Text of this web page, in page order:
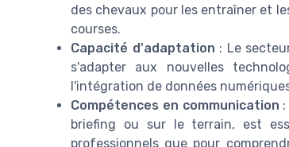
des chevaux pour les entraîner et
courses.
Capacité d'adaptation : Le
s'adapter aux nouvelles
l'intégration de données
Compétences en communication
briefing ou sur le terrain, est
professionnels que pour